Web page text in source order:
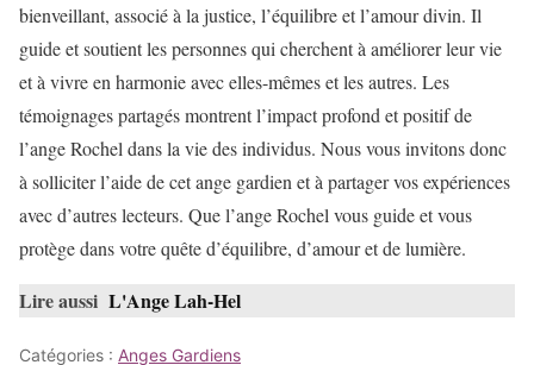
bienveillant, associé à la justice, l’équilibre et l’amour divin. Il
guide et soutient les personnes qui cherchent à améliorer leur vie
et à vivre en harmonie avec elles-mêmes et les autres. Les
témoignages partagés montrent l’impact profond et positif de
l’ange Rochel dans la vie des individus. Nous vous invitons donc
à solliciter l’aide de cet ange gardien et à partager vos expériences
avec d’autres lecteurs. Que l’ange Rochel vous guide et vous
protège dans votre quête d’équilibre, d’amour et de lumière.
Lire aussi L'Ange Lah-Hel
Catégories : Anges Gardiens